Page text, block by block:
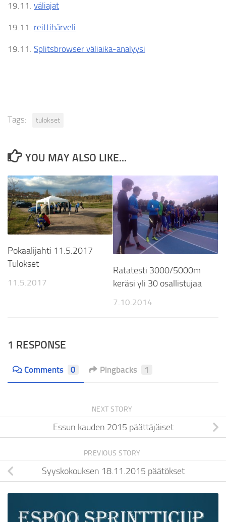
19.11. väliajat
19.11. reittihärveli
19.11. Splitsbrowser väliaika-analyysi
Tags: tulokset
YOU MAY ALSO LIKE...
Pokaalijahti 11.5.2017
Tulokset
11.5.2017
Ratatesti 3000/5000m
keräsi yli 30 osallistujaa
7.10.2014
1 RESPONSE
Comments 0 Pingbacks 1
NEXT STORY
Essun kauden 2015 päättäjäiset
PREVIOUS STORY
Syyskokouksen 18.11.2015 päätökset